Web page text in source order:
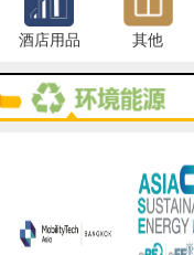
酒店用品 其他